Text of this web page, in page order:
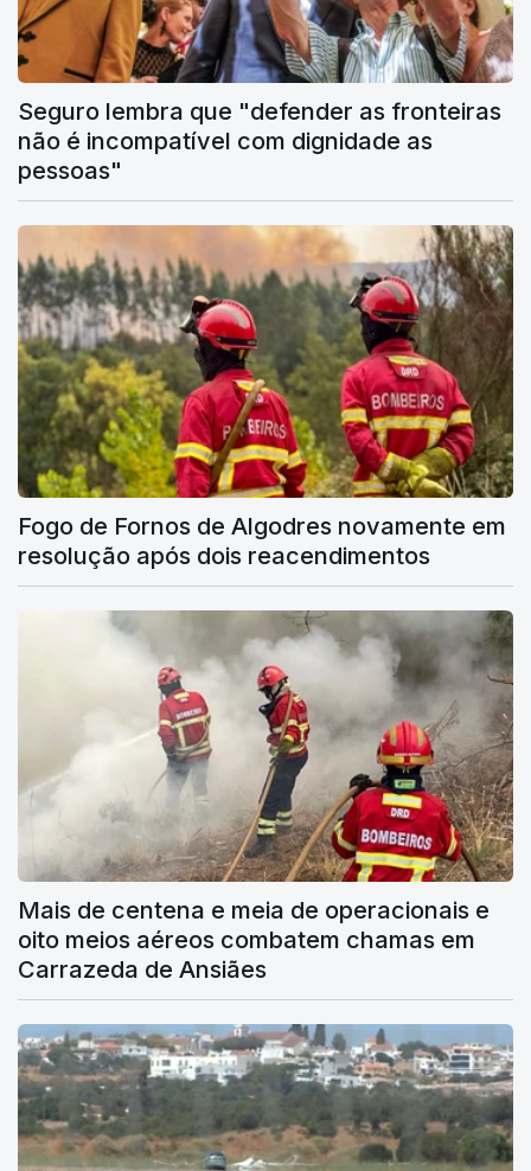
Seguro lembra que "defender as fronteiras
não é incompatível com dignidade as
pessoas"
Fogo de Fornos de Algodres novamente em
resolução após dois reacendimentos
Mais de centena e meia de operacionais e
oito meios aéreos combatem chamas em
Carrazeda de Ansiães